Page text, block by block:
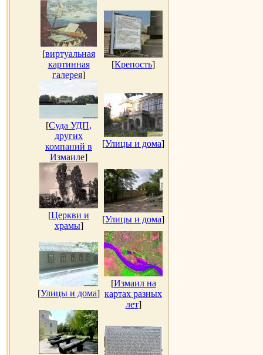
[виртуальная
картинная
галерея]
[Крепость]
[Суда УДП,
других
компаний в
Измаиле]
[Улицы и дома]
[Церкви и
храмы]
[Улицы и дома]
[Улицы и дома]
[Измаил на
картах разных
лет]